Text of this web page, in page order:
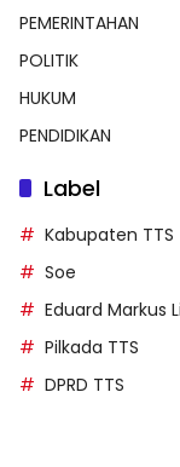
PEMERINTAHAN
POLITIK
HUKUM
PENDIDIKAN
Label
Kabupaten TTS
Soe
Eduard Markus
Pilkada TTS
DPRD TTS